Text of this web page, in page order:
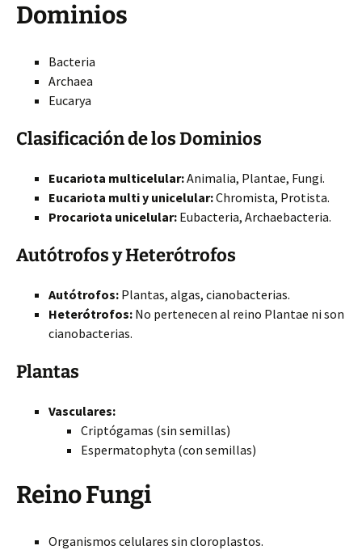
Dominios
Bacteria
Archaea
Eucarya
Clasificación de los Dominios
Eucariota multicelular:Animalia, Plantae, Fungi.
Eucariota multi y unicelular:Chromista, Protista.
Procariota unicelular: Eubacteria, Archaebacteria.
Autótrofos y Heterótrofos
Autótrofos: Plantas, algas, cianobacterias.
Heterótrofos: No pertenecen al reino Plantae ni son
cianobacterias.
Plantas
Vasculares:
Criptógamas (sin semillas)
Espermatophyta (con semillas)
Reino Fungi
Organismos celulares sin cloroplastos.